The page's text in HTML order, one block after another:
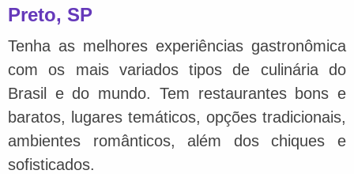
Preto, SP
Tenha as melhores experiências gastronômica
com os mais variados tipos de culinária do
Brasil e do mundo. Tem restaurantes bons e
baratos, lugares temáticos, opções tradicionais,
ambientes românticos, além dos chiques e
sofisticados.